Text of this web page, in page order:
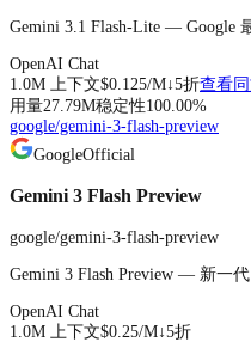
Gemini 3.1 Flash-Lite — Google
OpenAI Chat
1.0M
上下文$0.125/M↓5折查看
用量27.79M稳定性100.00%
google/gemini-3-flash-preview
GoogleOfficial
Gemini 3 Flash Preview
google/gemini-3-flash-preview
Gemini 3 Flash Preview — 新一
OpenAI Chat
1.0M
上下文$0.25/M↓5折